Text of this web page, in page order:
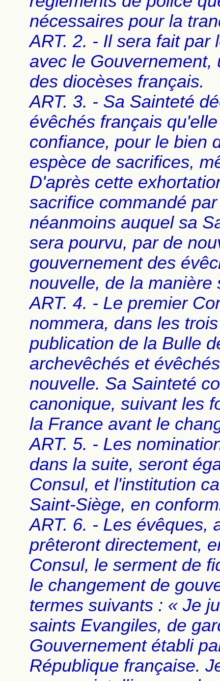
nécessaires pour la
ART. 2. - Il sera fait par
avec le
des diocèses français.
ART. 3. - Sa Sainteté
évêchés français
confiance, pour le bien
espèce de sacrifices,
D'après cette
sacrifice commandé
néanmoins auquel sa
sera pourvu, par de
gouvernement des
nouvelle, de la manière
ART. 4. - Le premier
nommera, dans les
publication de la Bulle
archevêchés et
nouvelle. Sa Sainteté
canonique, suivant les
la France avant le
ART. 5. - Les
dans la suite, seront
Consul, et l'institution
Saint-Siège, en
ART. 6. - Les évêques,
prêteront directement,
Consul, le serment de
le changement de
termes suivants : « Je
saints Evangiles, de
Gouvernement établi
République française.